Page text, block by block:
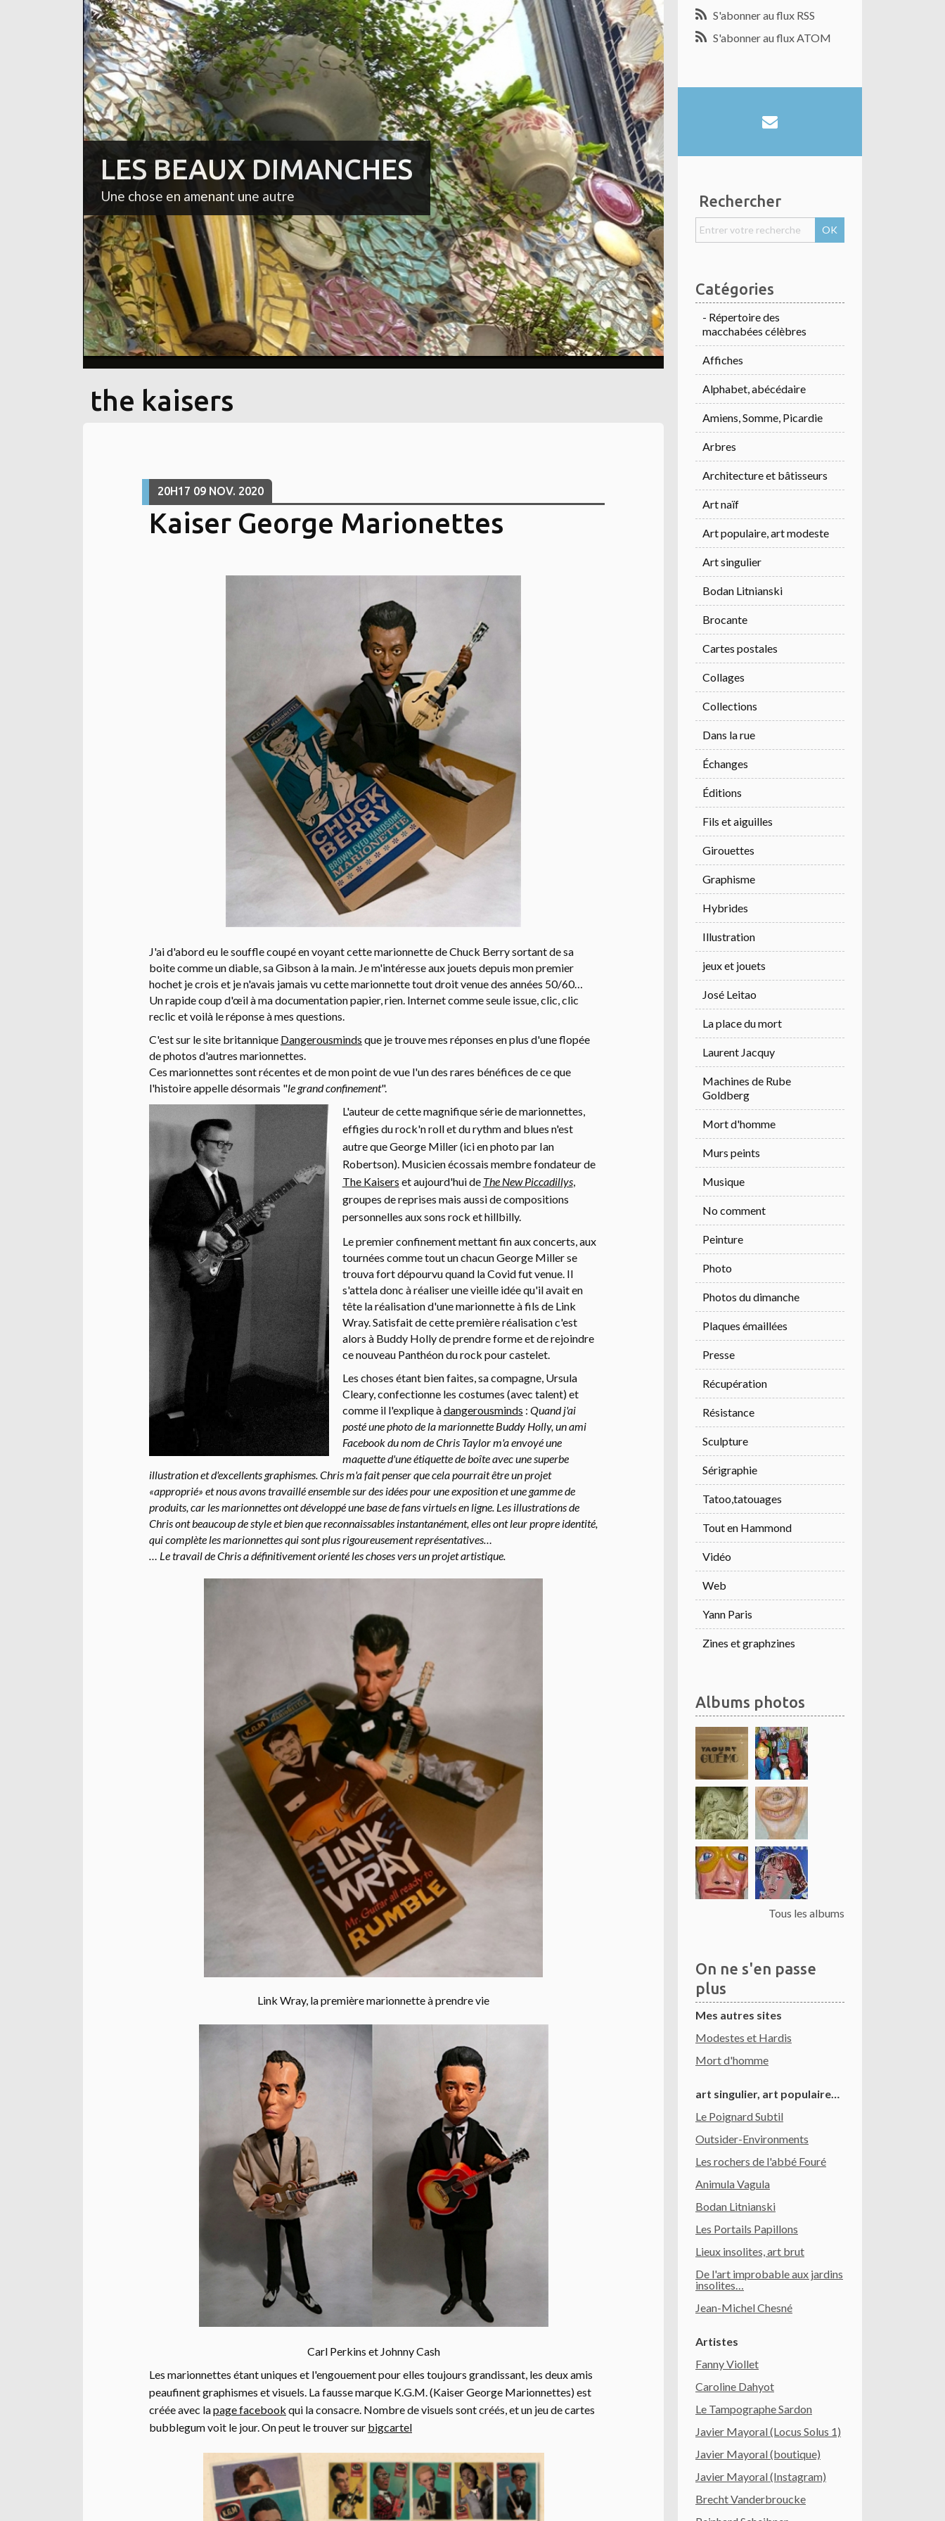
LES BEAUX DIMANCHES
Une chose en amenant une autre
the kaisers
20H17 09 NOV. 2020
Kaiser George Marionettes
J'ai d'abord eu le souffle coupé en voyant cette marionnette de Chuck Berry sortant de sa
boite comme un diable, sa Gibson à la main. Je m'intéresse aux jouets depuis mon premier
hochet je crois et je n'avais jamais vu cette marionnette tout droit venue des années 50/60…
Un rapide coup d'œil à ma documentation papier, rien. Internet comme seule issue, clic, clic
reclic et voilà le réponse à mes questions.
C'est sur le site britannique Dangerousminds que je trouve mes réponses en plus d'une flopée
de photos d'autres marionnettes.
Ces marionnettes sont récentes et de mon point de vue l'un des rares bénéfices de ce que
l'histoire appelle désormais "le grand confinement".
L'auteur de cette magnifique série de marionnettes,
effigies du rock'n roll et du rythm and blues n'est
autre que George Miller (ici en photo par Ian
Robertson). Musicien écossais membre fondateur de
The Kaisers et aujourd'hui de The New Piccadillys,
groupes de reprises mais aussi de compositions
personnelles aux sons rock et hillbilly.
Le premier confinement mettant fin aux concerts, aux
tournées comme tout un chacun George Miller se
trouva fort dépourvu quand la Covid fut venue. Il
s'attela donc à réaliser une vieille idée qu'il avait en
tête la réalisation d'une marionnette à fils de Link
Wray. Satisfait de cette première réalisation c'est
alors à Buddy Holly de prendre forme et de rejoindre
ce nouveau Panthéon du rock pour castelet.
Les choses étant bien faites, sa compagne, Ursula
Cleary, confectionne les costumes (avec talent) et
comme il l'explique àdangerousminds : Quand j'ai
posté une photo de la marionnette Buddy Holly, un ami
Facebook du nom de Chris Taylor m'a envoyé une
maquette d'une étiquette de boîte avec une superbe
illustration et d'excellents graphismes. Chris m'a fait penser que cela pourrait être un projet
«approprié» et nous avons travaillé ensemble sur des idées pour une exposition et une gamme de
produits, car les marionnettes ont développé une base de fans virtuels en ligne. Les illustrations de
Chris ont beaucoup de style et bien que reconnaissables instantanément, elles ont leur propre identité,
qui complète les marionnettes qui sont plus rigoureusement représentatives…
… Le travail de Chris a définitivement orienté les choses vers un projet artistique.
Link Wray, la première marionnette à prendre vie
Carl Perkins et Johnny Cash
Les marionnettes étant uniques et l'engouement pour elles toujours grandissant, les deux amis
peaufinent graphismes et visuels. La fausse marque K.G.M. (Kaiser George Marionnettes) est
créée avec lapage facebook qui la consacre. Nombre de visuels sont créés, et un jeu de cartes
bubblegum voit le jour. On peut le trouver sur bigcartel
S'abonner au flux RSS
S'abonner au flux ATOM
Rechercher
Catégories
- Répertoire des
macchabées célèbres
Affiches
Alphabet, abécédaire
Amiens, Somme, Picardie
Arbres
Architecture et bâtisseurs
Art naïf
Art populaire, art modeste
Art singulier
Bodan Litnianski
Brocante
Cartes postales
Collages
Collections
Dans la rue
Échanges
Éditions
Fils et aiguilles
Girouettes
Graphisme
Hybrides
Illustration
jeux et jouets
José Leitao
La place du mort
Laurent Jacquy
Machines de Rube
Goldberg
Mort d'homme
Murs peints
Musique
No comment
Peinture
Photo
Photos du dimanche
Plaques émaillées
Presse
Récupération
Résistance
Sculpture
Sérigraphie
Tatoo,tatouages
Tout en Hammond
Vidéo
Web
Yann Paris
Zines et graphzines
Albums photos
Tous les albums
On ne s'en passe
plus
Mes autres sites
Modestes et Hardis
Mort d'homme
art singulier, art populaire…
Le Poignard Subtil
Outsider-Environments
Les rochers de l'abbé Fouré
Animula Vagula
Bodan Litnianski
Les Portails Papillons
Lieux insolites, art brut
De l'art improbable aux jardins
insolites…
Jean-Michel Chesné
Artistes
Fanny Viollet
Caroline Dahyot
Le Tampographe Sardon
Javier Mayoral (Locus Solus 1)
Javier Mayoral (boutique)
Javier Mayoral (Instagram)
Brecht Vanderbroucke